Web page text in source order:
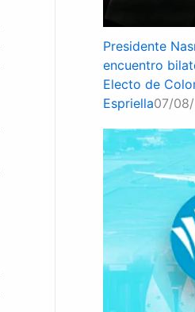
Presidente
encuentro
Electo de
Espriella07/